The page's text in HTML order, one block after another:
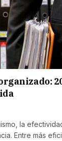
la
Entre más